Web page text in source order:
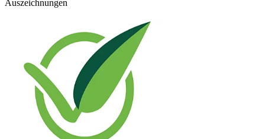
Auszeichnungen